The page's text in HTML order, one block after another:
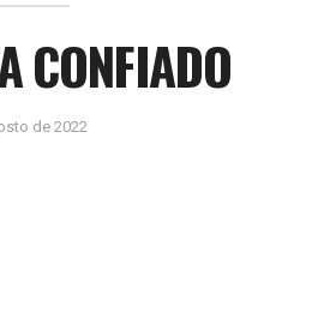
CONFIADO
de 2022